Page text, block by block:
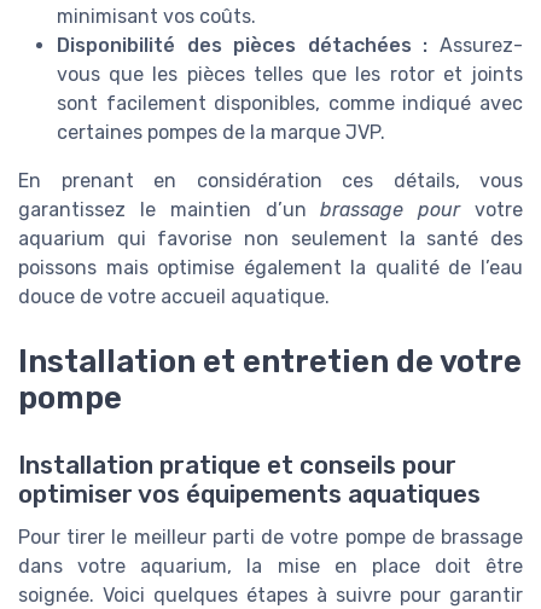
minimisant vos coûts.
Disponibilité des pièces détachées : Assurez-
vous que les pièces telles que les rotor et joints
sont facilement disponibles, comme indiqué avec
certaines pompes de la marque JVP.
En prenant en considération ces détails, vous
garantissez le maintien d’unbrassage pourvotre
aquarium qui favorise non seulement la santé des
poissons mais optimise également la qualité de l’eau
douce de votre accueil aquatique.
Installation et entretien de votre
pompe
Installation pratique et conseils pour
optimiser vos équipements aquatiques
Pour tirer le meilleur parti de votre pompe de brassage
dans votre aquarium, la mise en place doit être
soignée. Voici quelques étapes à suivre pour garantir